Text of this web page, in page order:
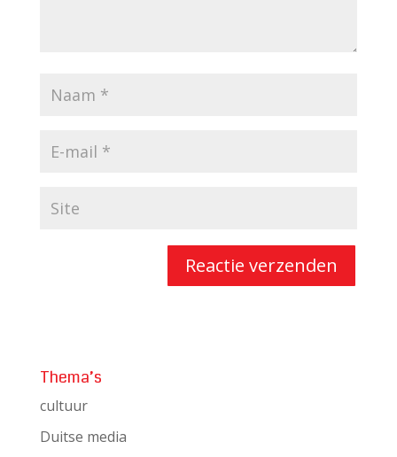
Thema’s
cultuur
Duitse media